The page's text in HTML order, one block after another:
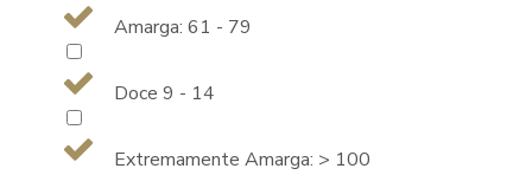
Amarga: 61 - 79
Doce 9 - 14
Extremamente Amarga: > 100